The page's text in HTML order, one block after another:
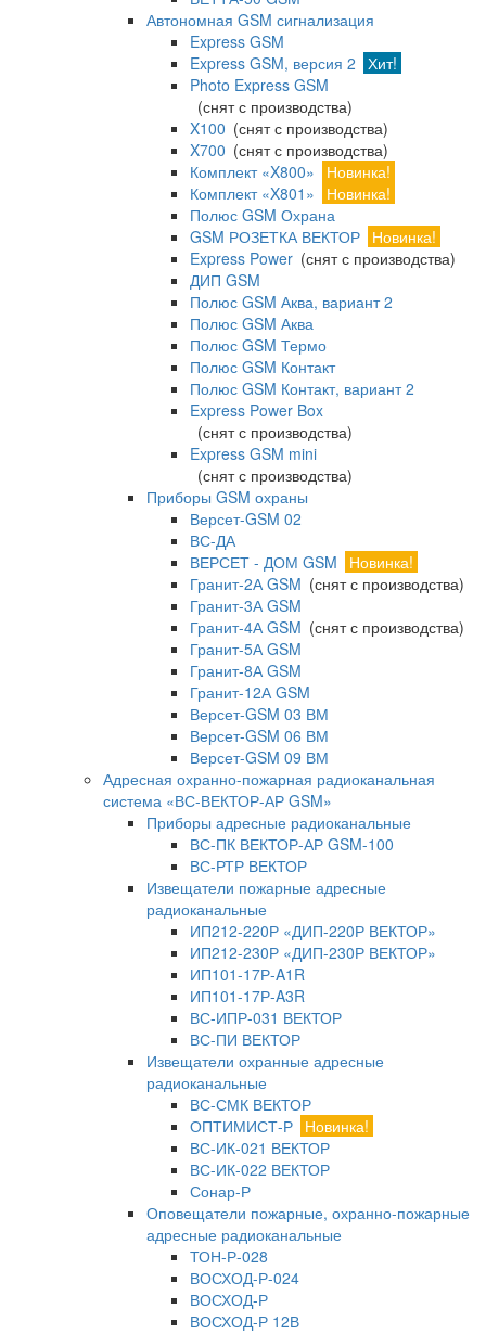
Автономная GSM сигнализация
Express GSM
Express GSM, версия 2 Хит!
Photo Express GSM
(снят с производства)
X100 (снят с производства)
X700 (снят с производства)
Комплект «X800»
Новинка!
Комплект «X801»
Новинка!
Полюс GSM Охрана
GSM РОЗЕТКА ВЕКТОР Новинка!
Express Power (снят с производства)
ДИП GSM
Полюс GSM Аква, вариант 2
Полюс GSM Аква
Полюс GSM Термо
Полюс GSM Контакт
Полюс GSM Контакт, вариант 2
Express Power Box
(снят с производства)
Express GSM mini
(снят с производства)
Приборы GSM охраны
Версет-GSM 02
ВС-ДА
ВЕРСЕТ - ДОМ GSM
Новинка!
Гранит-2А GSM (снят с производства)
Гранит-3А GSM
Гранит-4А GSM (снят с производства)
Гранит-5А GSM
Гранит-8А GSM
Гранит-12А GSM
Версет-GSM 03 ВМ
Версет-GSM 06 ВМ
Версет-GSM 09 ВМ
Адресная охранно-пожарная радиоканальная
система «ВС-ВЕКТОР-АР GSM»
Приборы адресные радиоканальные
ВС-ПК ВЕКТОР-АР GSM-100
ВС-РТР ВЕКТОР
Извещатели пожарные адресные
радиоканальные
ИП212-220Р «ДИП-220Р ВЕКТОР»
ИП212-230Р «ДИП-230Р ВЕКТОР»
ИП101-17Р-A1R
ИП101-17Р-A3R
ВС-ИПР-031 ВЕКТОР
ВС-ПИ ВЕКТОР
Извещатели охранные адресные
радиоканальные
ВС-СМК ВЕКТОР
ОПТИМИСТ-Р Новинка!
ВС-ИК-021 ВЕКТОР
ВС-ИК-022 ВЕКТОР
Сонар-Р
Оповещатели пожарные, охранно-пожарные
адресные радиоканальные
ТОН-Р-028
ВОСХОД-Р-024
ВОСХОД-Р
ВОСХОД-Р 12В